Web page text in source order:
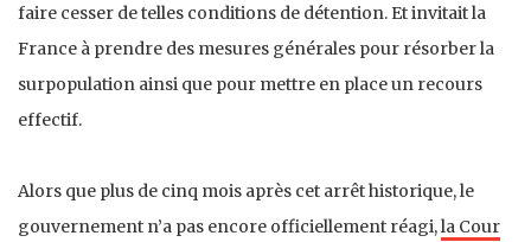
faire cesser de telles conditions de détention. Et invitait la
France à prendre des mesures générales pour résorber la
surpopulation ainsi que pour mettre en place un recours
effectif.
Alors que plus de cinq mois après cet arrêt historique, le
gouvernement n’a pas encore officiellement réagi,la Cour